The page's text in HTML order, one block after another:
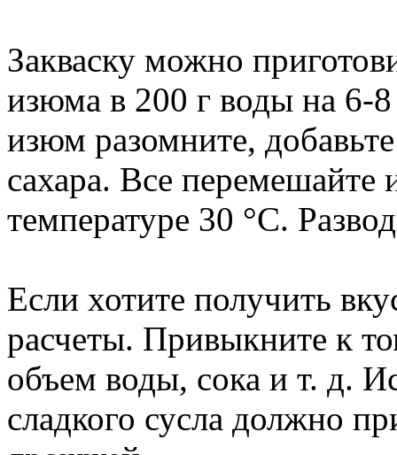
Закваску можно
изюма в 200 г воды на 6-
изюм разомните,
сахара. Все перемешайте
температуре 30 °C.
Если хотите получить
расчеты. Привыкните к
объем воды, сока и т. д.
сладкого сусла должно